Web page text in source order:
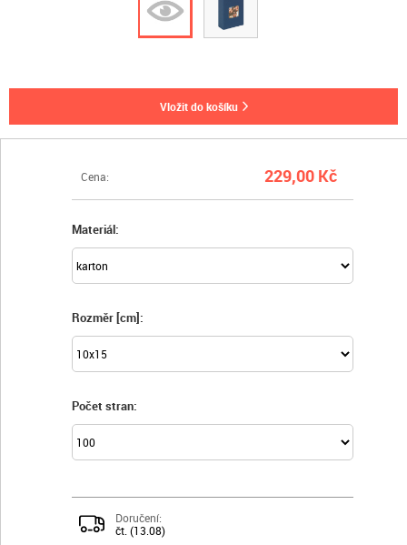
Cena: 229,00 Kč
Materiál:
Rozměr [cm]:
Počet stran:
Doručení:
čt. (13.08)
vložit do košíku